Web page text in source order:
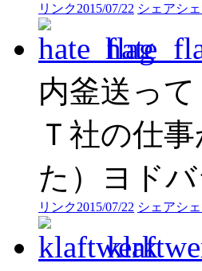
リンク2015/07/22 シェアシ
内釜送っ
Ｔ社の仕
た）ヨド
リンク2015/07/22 シェアシ